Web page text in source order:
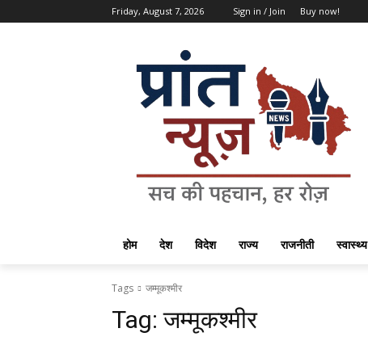
Friday, August 7, 2026 Sign in / Join Buy now!
होम देश विदेश राज्य राजनीती स्वास्थ्य
Tags जम्मूकश्मीर
Tag:जम्मूकश्मीर